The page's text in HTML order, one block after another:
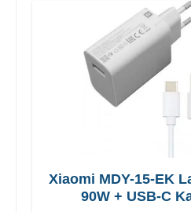
Xiaomi MDY-15-EK
90W + USB-C